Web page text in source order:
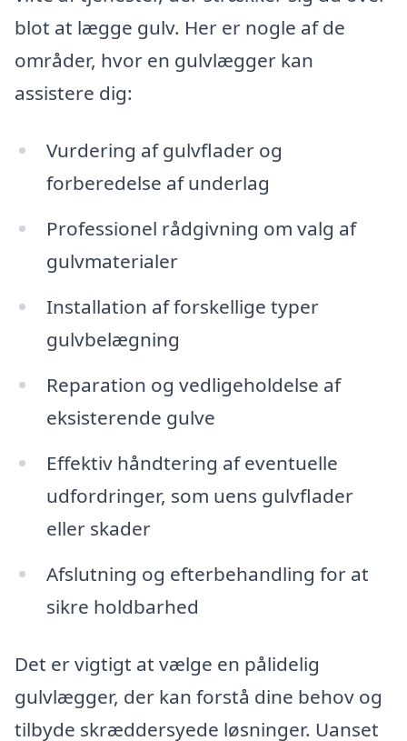
blot at lægge gulv. Her er nogle af de
områder, hvor en gulvlægger kan
assistere dig:
Vurdering af gulvflader og
forberedelse af underlag
Professionel rådgivning om valg af
gulvmaterialer
Installation af forskellige typer
gulvbelægning
Reparation og vedligeholdelse af
eksisterende gulve
Effektiv håndtering af eventuelle
udfordringer, som uens gulvflader
eller skader
Afslutning og efterbehandling for at
sikre holdbarhed
Det er vigtigt at vælge en pålidelig
gulvlægger, der kan forstå dine behov og
tilbyde skræddersyede løsninger. Uanset